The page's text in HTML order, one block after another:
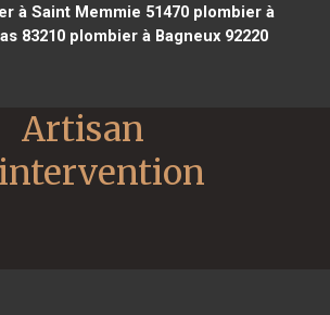
à Saint Memmie 51470 plombier à
83210 plombier à Bagneux 92220
Artisan